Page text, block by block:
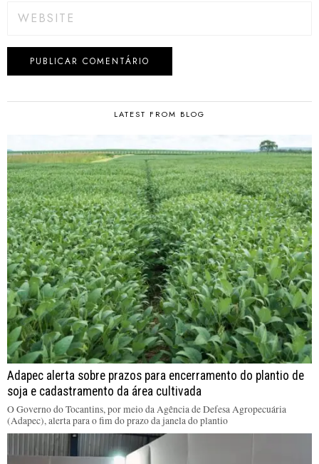
LATEST FROM BLOG
Adapec alerta sobre prazos para encerramento do plantio de
soja e cadastramento da área cultivada
O Governo do Tocantins, por meio da Agência de Defesa Agropecuária
(Adapec), alerta para o fim do prazo da janela do plantio